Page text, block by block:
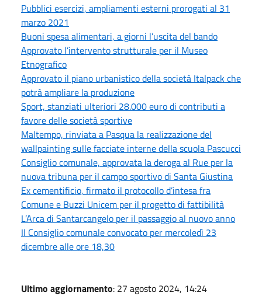
Pubblici esercizi, ampliamenti esterni prorogati al 31
marzo 2021
Buoni spesa alimentari, a giorni l’uscita del bando
Approvato l’intervento strutturale per il Museo
Etnografico
Approvato il piano urbanistico della società Italpack che
potrà ampliare la produzione
Sport, stanziati ulteriori 28.000 euro di contributi a
favore delle società sportive
Maltempo, rinviata a Pasqua la realizzazione del
wallpainting sulle facciate interne della scuola Pascucci
Consiglio comunale, approvata la deroga al Rue per la
nuova tribuna per il campo sportivo di Santa Giustina
Ex cementificio, firmato il protocollo d’intesa fra
Comune e Buzzi Unicem per il progetto di fattibilità
L’Arca di Santarcangelo per il passaggio al nuovo anno
Il Consiglio comunale convocato per mercoledì 23
dicembre alle ore 18,30
Ultimo aggiornamento: 27 agosto 2024, 14:24